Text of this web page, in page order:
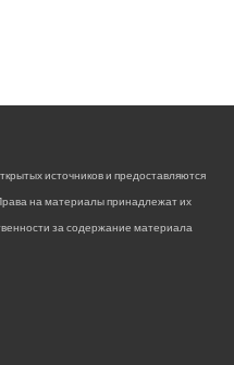
источников и предоставляются
на материалы принадлежат их
за содержание материала